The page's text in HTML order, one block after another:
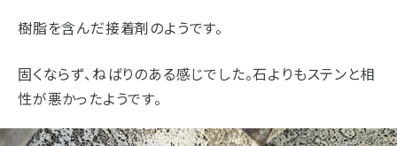
樹脂を含んだ接着剤のようです。
固くならず、ねばりのある感じでした。石よりもステンと相
性が悪かったようです。